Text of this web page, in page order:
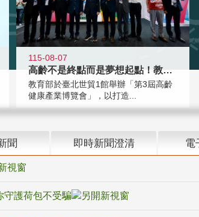
115-08-07
高齡不是終點而是夢想起點！教育部打
教育部於臺北世貿1館舉辦「第3屆高齡
健康產業博覽會」，以打造...
聞 即時新聞澄清 電
守護荷包不受騙